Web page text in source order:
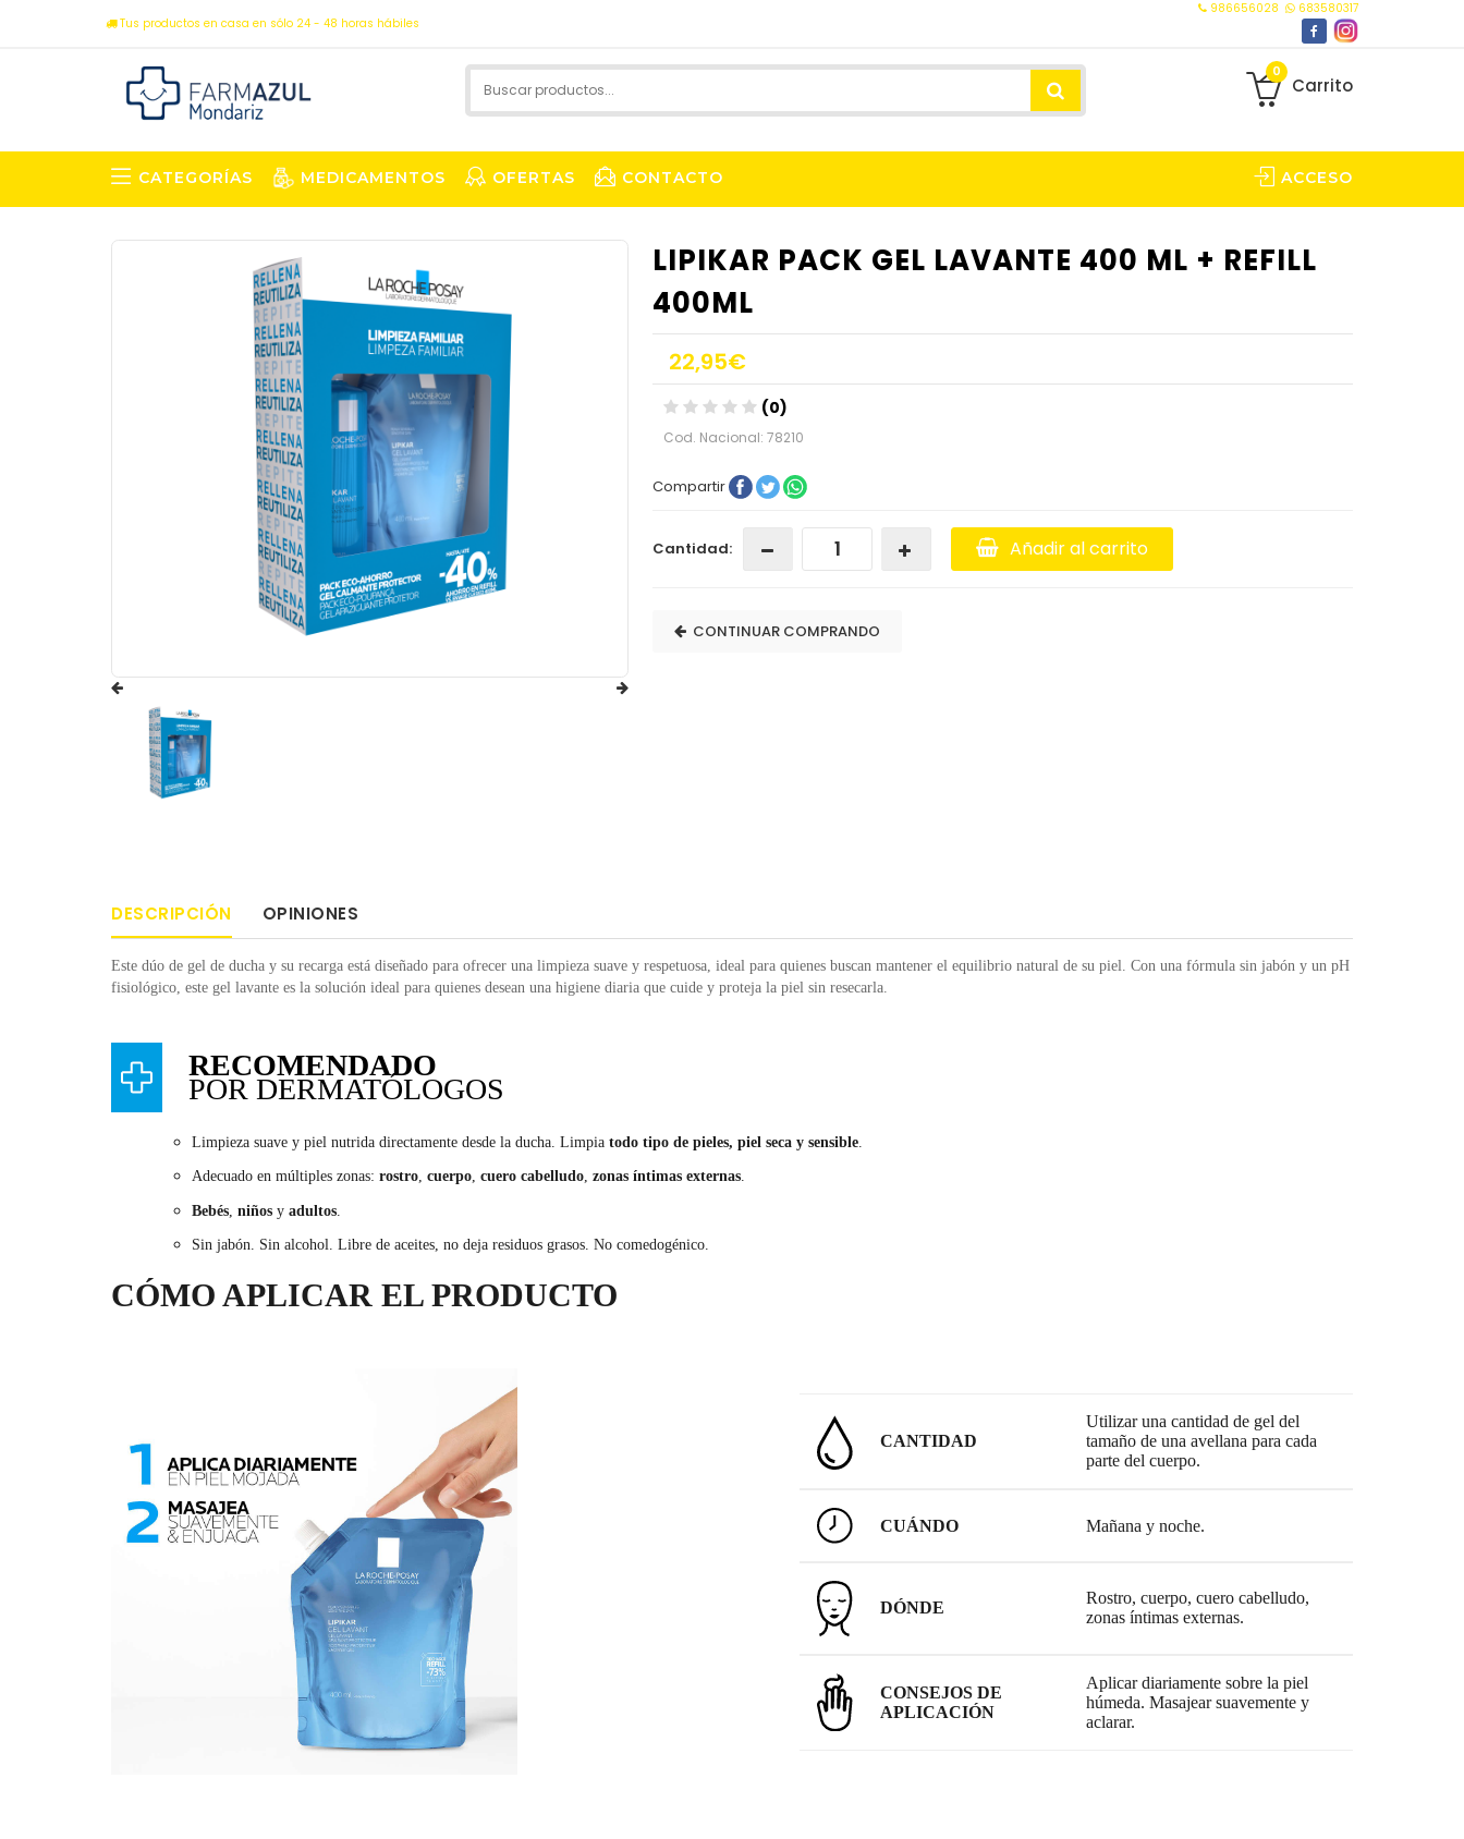
Tus productos en casa en sólo 24 - 48 horas hábiles
986656028 683580317
0
Carrito
CATEGORÍAS MEDICAMENTOS OFERTAS CONTACTO ACCESO
LIPIKAR PACK GEL LAVANTE 400 ML + REFILL
400ML
22,95€
(0)
Cod. Nacional: 78210
Compartir
Cantidad: Añadir al carrito
CONTINUAR COMPRANDO
DESCRIPCIÓN OPINIONES
Este dúo de gel de ducha y su recarga está diseñado para ofrecer una limpieza suave y respetuosa, ideal para quienes buscan mantener el equilibrio natural de su piel. Con una fórmula sin jabón y un pH
fisiológico, este gel lavante es la solución ideal para quienes desean una higiene diaria que cuide y proteja la piel sin resecarla.
RECOMENDADO
POR DERMATÓLOGOS
Limpieza suave y piel nutrida directamente desde la ducha. Limpia todo tipo de pieles, piel seca y sensible
Adecuado en múltiples zonas: rostro, cuerpo, cuero cabelludo, zonas íntimas externas.
Bebés niños y adultos
Sin jabón. Sin alcohol. Libre de aceites, no deja residuos grasos. No comedogénico.
CÓMO APLICAR EL PRODUCTO
CANTIDAD
Utilizar una cantidad de gel del
tamaño de una avellana para cada
parte del cuerpo.
CUÁNDO Mañana y noche.
DÓNDE
Rostro, cuerpo, cuero cabelludo,
zonas íntimas externas.
CONSEJOS DE
APLICACIÓN
Aplicar diariamente sobre la piel
húmeda. Masajear suavemente y
aclarar.